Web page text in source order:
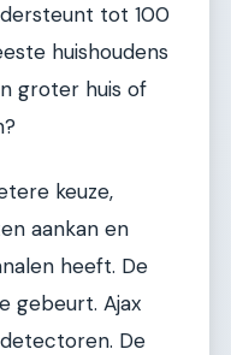
tot 100
huishoudens
groter huis of
keuze,
aankan en
heeft. De
gebeurt. Ajax
De